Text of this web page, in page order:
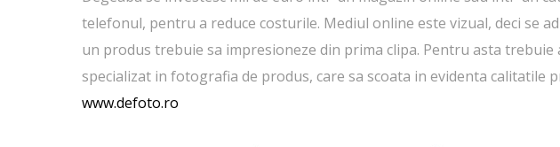
telefonul, pentru a reduce costurile. Mediul online este vizual, deci se
un produs trebuie sa impresioneze din prima clipa. Pentru asta
specializat in fotografia de produs, care sa scoata in evidenta calitatile
www.defoto.ro